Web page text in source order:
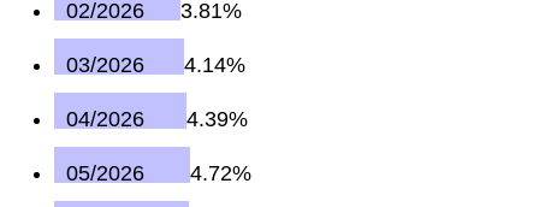
02/2026 3.81%
03/2026 4.14%
04/2026 4.39%
05/2026 4.72%